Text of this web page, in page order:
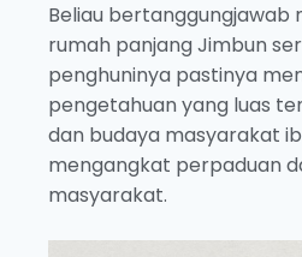
Beliau bertanggungjawab
rumah panjang Jimbun
penghuninya pastinya
pengetahuan yang luas
dan budaya masyarakat
mengangkat perpaduan
masyarakat.